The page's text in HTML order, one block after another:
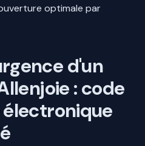
optimale par
d'un
: code
électronique